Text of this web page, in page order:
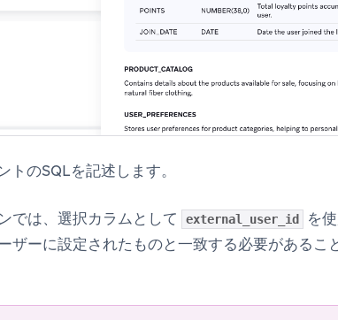
トのSQLを記述します。
では、選択カラムとして external_user_id
を
ザーに設定されたものと一致する必要があるこ